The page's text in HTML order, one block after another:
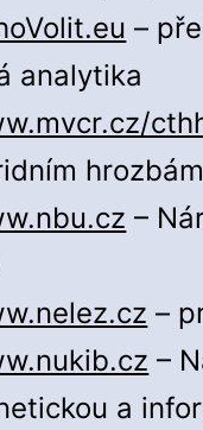
–
analytika
–
–
–
a